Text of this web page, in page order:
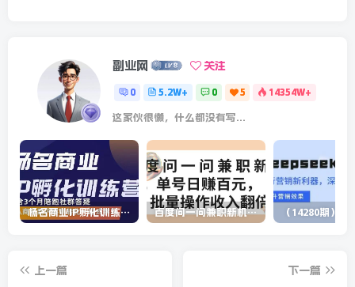
副业网 关注
0 5.2W+ 0 5 14354W+
这家伙很懒，什么都没有写...
杨名商业IP孵化训练营，从商业到内容到转化一站式学 价值5980元 百度问一问兼职新机遇，单号日赚百元，批量操作收入翻倍
上一篇 下一篇